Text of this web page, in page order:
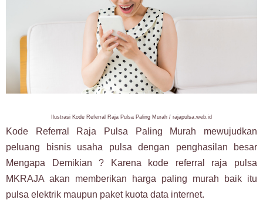
Ilustrasi Kode Referral Raja Pulsa Paling Murah / rajapulsa.web.id
Kode Referral Raja Pulsa Paling Murah mewujudkan
peluang bisnis usaha pulsa dengan penghasilan besar
Mengapa Demikian ? Karena kode referral raja pulsa
MKRAJA akan memberikan harga paling murah baik itu
pulsa elektrik maupun paket kuota data internet.